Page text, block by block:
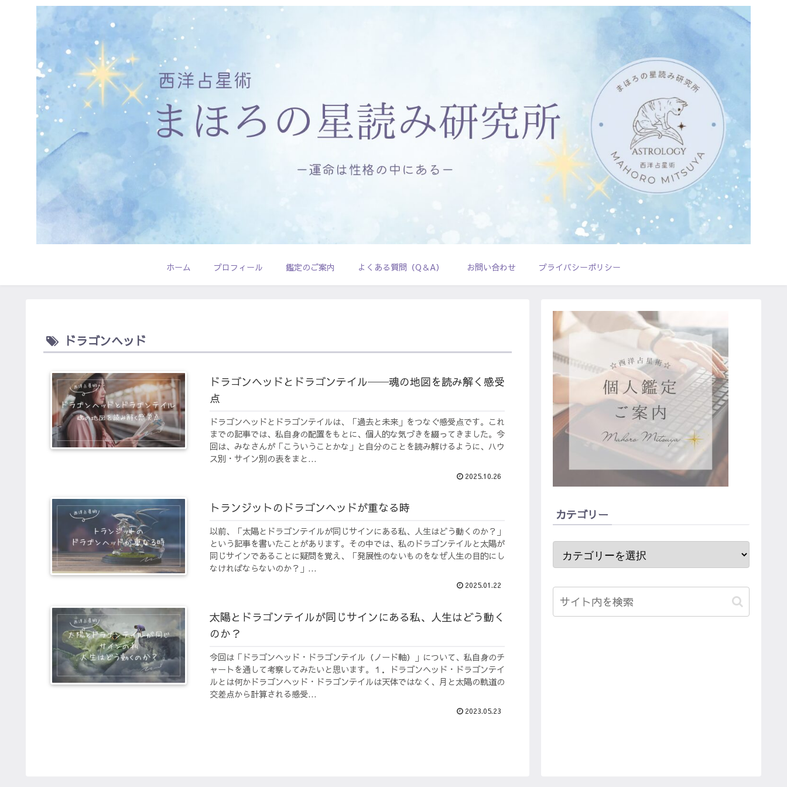
ホーム プロフィール 鑑定のご案内 よくある質問（Q＆A） お問い合わせ プライバシーポリシー
ドラゴンヘッド
ドラゴンヘッドとドラゴンテイル──魂の地図を読み解く感受
点
ドラゴンヘッドとドラゴンテイルは、「過去と未来」をつなぐ感受点です。これ
までの記事では、私自身の配置をもとに、個人的な気づきを綴ってきました。今
回は、みなさんが「こういうことかな」と自分のことを読み解けるように、ハウ
ス別・サイン別の表をまと...
2025.10.26
トランジットのドラゴンヘッドが重なる時
以前、「太陽とドラゴンテイルが同じサインにある私、人生はどう動くのか？」
という記事を書いたことがあります。その中では、私のドラゴンテイルと太陽が
同じサインであることに疑問を覚え、「発展性のないものをなぜ人生の目的にし
なければならないのか？」...
2025.01.22
太陽とドラゴンテイルが同じサインにある私、人生はどう動く
のか？
今回は「ドラゴンヘッド・ドラゴンテイル（ノード軸）」について、私自身のチ
ャートを通して考察してみたいと思います。１．ドラゴンヘッド・ドラゴンテイ
ルとは何かドラゴンヘッド・ドラゴンテイルは天体ではなく、月と太陽の軌道の
交差点から計算される感受...
2023.05.23
カテゴリー